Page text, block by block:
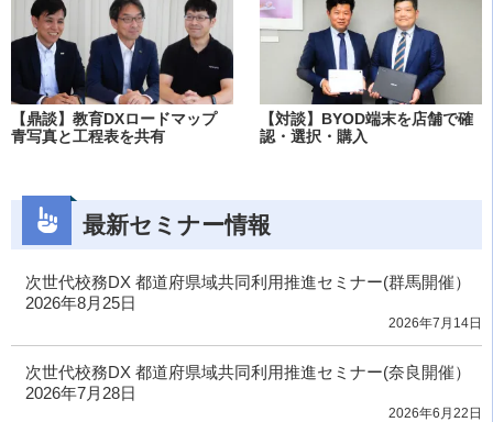
【鼎談】教育DXロードマップ
青写真と工程表を共有
【対談】BYOD端末を店舗で確
認・選択・購入
最新セミナー情報
次世代校務DX 都道府県域共同利用推進セミナー(群馬開催）
2026年8月25日
2026年7月14日
次世代校務DX 都道府県域共同利用推進セミナー(奈良開催）
2026年7月28日
2026年6月22日